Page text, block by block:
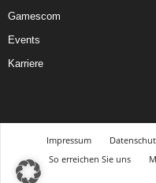
Gamescom
Events
Karriere
Impressum
So erreichen Sie uns